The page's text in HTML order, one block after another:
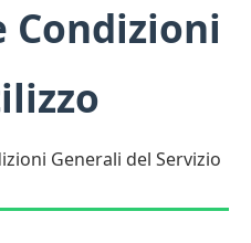
Generali del Servizio